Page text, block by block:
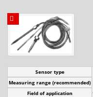
Sensor type
Measuring range (recommended)
Field of application